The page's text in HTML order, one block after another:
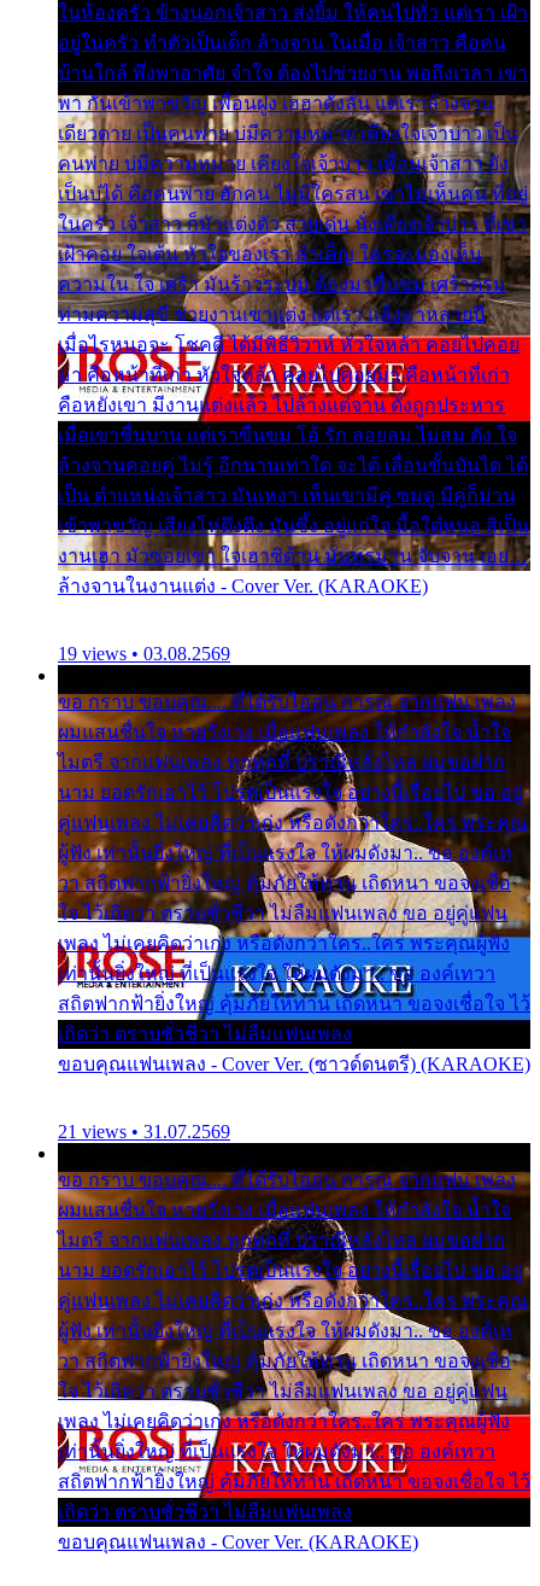
ในห้องครัว ข้างนอกเจ้าสาว ส่งยิ้ม ให้คนไปทั่ว แต่เรา เฝ้า
อยู่ในครัว ทำตัวเป็นเด็ก ล้างจาน ในเมื่อ เจ้าสาว คือคน
บ้านใกล้ พึ่งพาอาศัย จำใจ ต้องไปช่วยงาน พอถึงเวลา เขา
พา กันเข้าพาขวัญ เพื่อนฝูง เฮฮาดังลั่น แต่เราล้างจาน
เดียวดาย เป็นคนพ่าย บ่มีความหมาย เคียงใจเจ้าบ่าว เป็น
คนพ่าย บ่มีความหมาย เคียงใจเจ้าบ่าว เพื่อนเจ้าสาว ยัง
เป็นบ่ได้ คือคนพ่าย ฮักคน ไม่มีใครสน เขาไม่เห็นคน ที่อยู่
ในครัว เจ้าสาว ก็มัวแต่งตัว สวยเด่น นั่งเคียงเจ้าบ่าว ที่เขา
เฝ้าคอย ใจเต้น หัวใจของเรา ลำเค็ญ ใครจะมองเห็น
ความใน ใจ เศร้า มันร้าวระบม ต้องมาขื่นขม เศร้าตรม
ท่ามความสุขี ช่วยงานเขาแต่ง แต่เรา แล้งมาหลายปี
เมื่อไรหนอจะ โชคดี ได้มีพิธีวิวาห์ หัวใจหล้า คอยไปคอย
มา คือหน้าที่เก่า หัวใจหล้า คอยไปคอยมา คือหน้าที่เก่า
คือหยังเขา มีงานแต่งแล้ว ไปล้างแต่จาน ดั่งถูกประหาร
เมื่อเขาชื่นบาน แต่เราขื่นขม โอ้ รัก ลอยลม ไม่สม ดัง ใจ
ล้างจานคอยคู่ ไม่รู้ อีกนานเท่าใด จะได้ เลื่อนขั้นบันได ได้
เป็น ตำแหน่งเจ้าสาว มันเหงา เห็นเขามีคู่ ซมดู มีคู่ก็ม่วน
เข้าพาขวัญ เสียงโห่ตึงตึง มันซึ้ง อยู่แก่ใจ มื้อใด๋หนอ สิเป็น
งานเฮา มัวซอยเขา ใจเฮาซิด้าน มันทรมาน จับจาน เอย…
ล้างจานในงานแต่ง - Cover Ver. (KARAOKE)
19 views • 03.08.2569
ขอ กราบ ขอบคุณ.... ที่ได้รับไออุ่น การุณ จากแฟน เพลง
ผมแสนชื่นใจ หายวังเวง เมื่อแฟนเพลง ให้กำลังใจ น้ำใจ
ไมตรี จากแฟนเพลง ทุกทุกที่ ปราณีหลั่งไหล ผมขอฝาก
นาม ยอดรักเอาไว้ โปรดเป็นแรงใจ อย่างนี้เรื่อยไป ขอ อยู่
คู่แฟนเพลง ไม่เคยคิดว่าเก่ง หรือดังกว่าใคร..ใคร พระคุณ
ผู้ฟัง เท่านั้นยิ่งใหญ่ ที่เป็นแรงใจ ให้ผมดังมา.. ขอ องค์เท
วา สถิตฟากฟ้ายิ่งใหญ่ คุ้มภัยให้ท่าน เถิดหนา ขอจงเชื่อ
ใจ ไว้เถิดว่า ตราบชั่วชีวา ไม่ลืมแฟนเพลง ขอ อยู่คู่แฟน
เพลง ไม่เคยคิดว่าเก่ง หรือดังกว่าใคร..ใคร พระคุณผู้ฟัง
เท่านั้นยิ่งใหญ่ ที่เป็นแรงใจ ให้ผมดังมา.. ขอ องค์เทวา
สถิตฟากฟ้ายิ่งใหญ่ คุ้มภัยให้ท่าน เถิดหนา ขอจงเชื่อใจ ไว้
เถิดว่า ตราบชั่วชีวา ไม่ลืมแฟนเพลง
ขอบคุณแฟนเพลง - Cover Ver. (ซาวด์ดนตรี) (KARAOKE)
21 views • 31.07.2569
ขอ กราบ ขอบคุณ.... ที่ได้รับไออุ่น การุณ จากแฟน เพลง
ผมแสนชื่นใจ หายวังเวง เมื่อแฟนเพลง ให้กำลังใจ น้ำใจ
ไมตรี จากแฟนเพลง ทุกทุกที่ ปราณีหลั่งไหล ผมขอฝาก
นาม ยอดรักเอาไว้ โปรดเป็นแรงใจ อย่างนี้เรื่อยไป ขอ อยู่
คู่แฟนเพลง ไม่เคยคิดว่าเก่ง หรือดังกว่าใคร..ใคร พระคุณ
ผู้ฟัง เท่านั้นยิ่งใหญ่ ที่เป็นแรงใจ ให้ผมดังมา.. ขอ องค์เท
วา สถิตฟากฟ้ายิ่งใหญ่ คุ้มภัยให้ท่าน เถิดหนา ขอจงเชื่อ
ใจ ไว้เถิดว่า ตราบชั่วชีวา ไม่ลืมแฟนเพลง ขอ อยู่คู่แฟน
เพลง ไม่เคยคิดว่าเก่ง หรือดังกว่าใคร..ใคร พระคุณผู้ฟัง
เท่านั้นยิ่งใหญ่ ที่เป็นแรงใจ ให้ผมดังมา.. ขอ องค์เทวา
สถิตฟากฟ้ายิ่งใหญ่ คุ้มภัยให้ท่าน เถิดหนา ขอจงเชื่อใจ ไว้
เถิดว่า ตราบชั่วชีวา ไม่ลืมแฟนเพลง
ขอบคุณแฟนเพลง - Cover Ver. (KARAOKE)